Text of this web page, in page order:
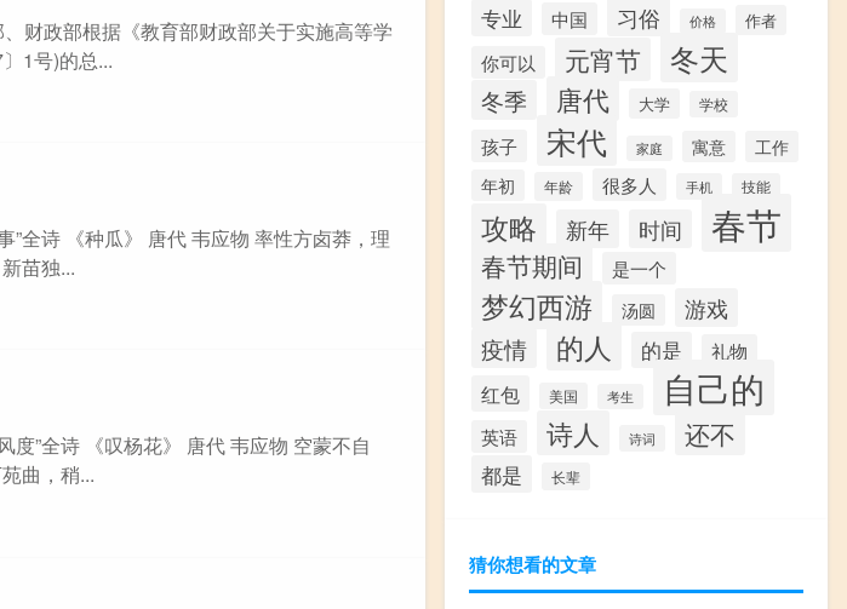
财政部根据《教育部财政部关于实施高等学
1号)的总...
”全诗 《种瓜》 唐代 韦应物 率性方卤莽，理
苗独...
度”全诗 《叹杨花》 唐代 韦应物 空蒙不自
曲，稍...
专业 中国 习俗 价格 作者
你可以 元宵节 冬天
冬季 唐代 大学 学校
孩子 宋代 家庭 寓意
工作
年初
年龄 很多人 手机 技能
攻略 新年 时间 春节
春节期间 是一个
梦幻西游 汤圆 游戏
疫情 的人 的是 礼物
红包 美国 考生 自己的
英语 诗人 诗词 还不
都是 长辈
猜你想看的文章